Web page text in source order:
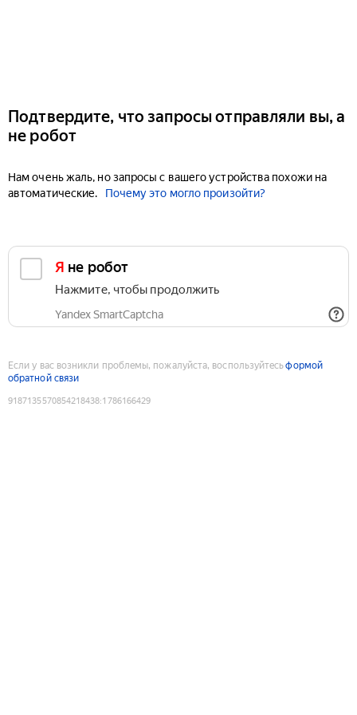
Подтвердите, что запросы отправляли вы, а
не робот
Нам очень жаль, но запросы с вашего устройства похожи на
автоматические.
Почему это могло произойти?
Я не робот
Нажмите, чтобы продолжить
Yandex SmartCaptcha
Если у вас возникли проблемы, пожалуйста, воспользуйтесьформой
обратной связи
9187135570854218438:1786166429